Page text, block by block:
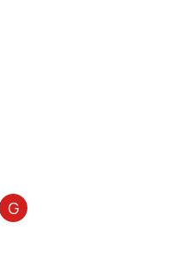
G